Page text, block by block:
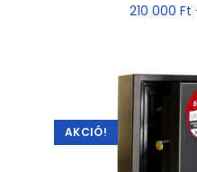
210 000 Ft
AKCIÓ!